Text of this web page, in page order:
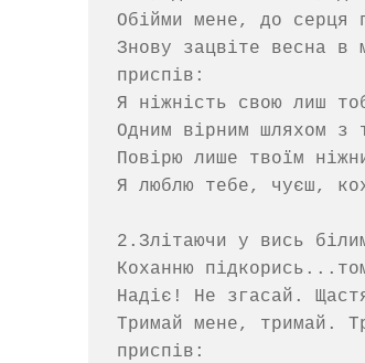
Обійми мене, до серця
Знову зацвіте весна в
приспів:
Я ніжність свою лиш
Одним вірним шляхом з
Повірю лише твоїм
Я люблю тебе, чуєш,
2.Злітаючи у вись
Коханню
Надіє! Не згасай.
Тримай мене, тримай.
приспів: